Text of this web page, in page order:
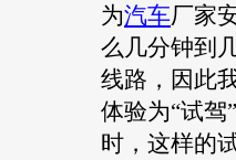
为汽车厂家
么几分钟到
线路，因此
体验为“试驾
时，这样的